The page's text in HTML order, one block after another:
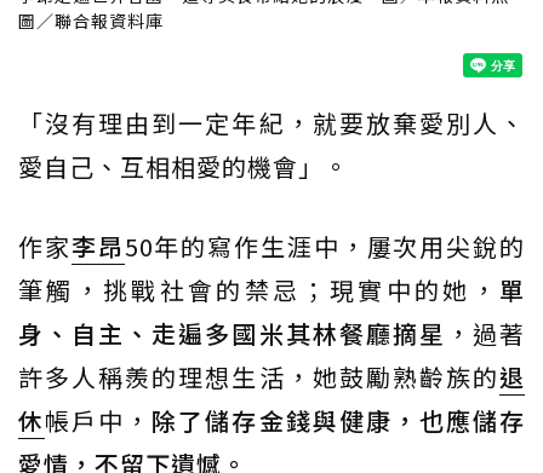
圖／聯合報資料庫
「沒有理由到一定年紀，就要放棄愛別人、
愛自己、互相相愛的機會」。
作家李昂50年的寫作生涯中，屢次用尖銳的
筆觸，挑戰社會的禁忌；現實中的她， 單
身、自主、走遍多國米其林餐廳摘星 ，過著
許多人稱羨的理想生活，她鼓勵熟齡族的退
休帳戶中， 除了儲存金錢與健康，也應儲存
愛情 ，不留下遺憾。